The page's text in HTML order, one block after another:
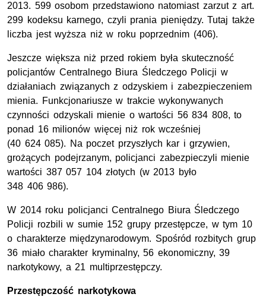
2013. 599 osobom przedstawiono natomiast zarzut z art.
299 kodeksu karnego, czyli prania pieniędzy. Tutaj także
liczba jest wyższa niż w roku poprzednim (406).
Jeszcze większa niż przed rokiem była skuteczność
policjantów Centralnego Biura Śledczego Policji w
działaniach związanych z odzyskiem i zabezpieczeniem
mienia. Funkcjonariusze w trakcie wykonywanych
czynności odzyskali mienie o wartości 56 834 808, to
ponad 16 milionów więcej niż rok wcześniej
(40 624 085). Na poczet przyszłych kar i grzywien,
grożących podejrzanym, policjanci zabezpieczyli mienie
wartości 387 057 104 złotych (w 2013 było
348 406 986).
W 2014 roku policjanci Centralnego Biura Śledczego
Policji rozbili w sumie 152 grupy przestępcze, w tym 10
o charakterze międzynarodowym. Spośród rozbitych grup
36 miało charakter kryminalny, 56 ekonomiczny, 39
narkotykowy, a 21 multiprzestępczy.
Przestępczość narkotykowa